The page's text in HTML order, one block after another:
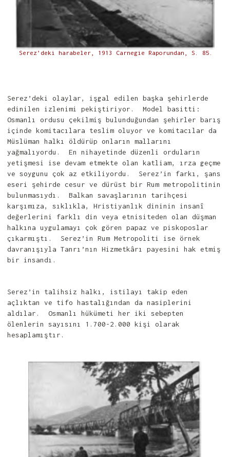
Serez’deki harabeler, 1913 Carnegie Raporundan, S. 85.
Serez’deki olaylar, işgal edilen başka şehirlerde
edinilen izlenimi pekiştiriyor. Model basitti:
Osmanlı ordusu çekilmiş bulunduğundan şehirler barış
içinde komitacılara teslim oluyor ve komitacılar da
Müslüman halkı öldürüp onların mallarını
yağmalıyordu. En nihayetinde düzenli orduların
yetişmesi ise devam etmekte olan katliam, ırza geçme
ve soygunu çok az etkiliyordu. Serez’in farkı, şans
eseri şehirde cesur ve dürüst bir Rum metropolitinin
bulunmasıydı. Balkan savaşlarının tarihçesi
karşımıza, sıklıkla, Hristiyanlık dininin insanî
değerlerini farklı din veya etnisiteden olan düşman
halkına uygulamayı çok gören papaz ve piskoposlar
çıkarmıştı. Serez’in Rum Metropoliti ise örnek
davranışıyla Tanrı’nın Hizmetkârı payesini hak etmiş
bir insandı.
Serez’in talihsiz halkı, istilayı takip eden
açlıktan ve tifo hastalığından da nasiplerini
aldılar. Osmanlı hükümeti her iki sebepten
ölenlerin sayısını 1.700-2.000 kişi olarak
hesaplamıştır.